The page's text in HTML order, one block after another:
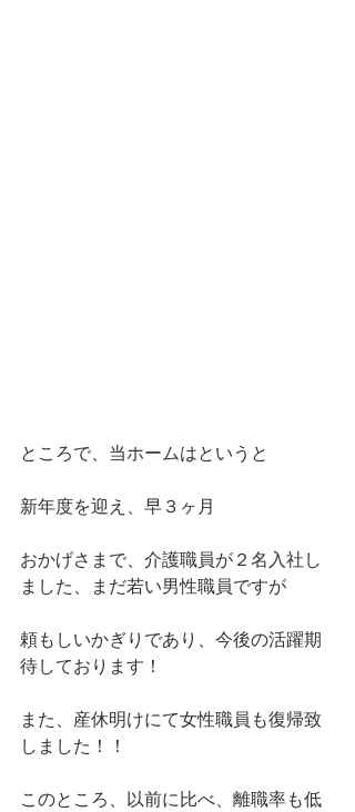
ところで、当ホームはというと
新年度を迎え、早３ヶ月
おかげさまで、介護職員が２名入社し
ました、まだ若い男性職員ですが
頼もしいかぎりであり、今後の活躍期
待しております！
また、産休明けにて女性職員も復帰致
しました！！
このところ、以前に比べ、離職率も低